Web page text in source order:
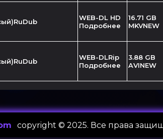
WEB-DL HD
Подробнее
16.71 GB
MKVNEW
WEB-DLRip
Подробнее
3.88 GB
AVINEW
сopyright © 2025. Все права